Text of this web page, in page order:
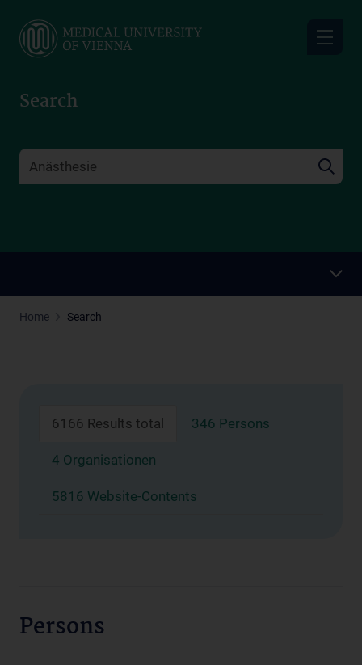
main
Search
Home Search
6166 Results total 346 Persons
4 Organisationen
5816 Website-Contents
Persons